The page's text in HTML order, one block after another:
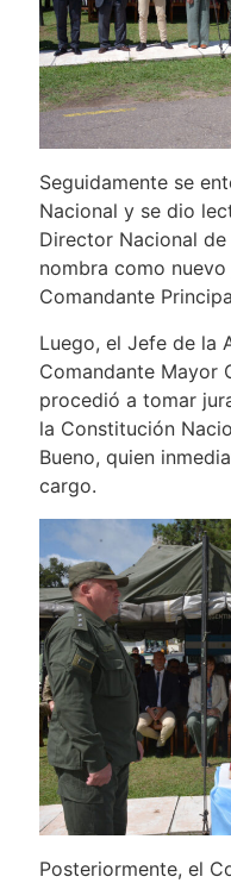
Seguidamente se
Nacional y se dio
Director Nacional
nombra como
Comandante
Luego, el Jefe de la
Comandante Mayor
procedió a tomar
la Constitución
Bueno, quien
cargo.
Posteriormente, el